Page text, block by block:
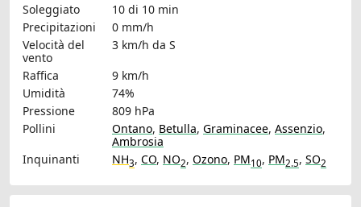
Soleggiato
10 di 10 min
Precipitazioni
0 mm/h
Velocità del
vento
3 km/h da S
Raffica
9 km/h
Umidità
74%
Pressione
809 hPa
Pollini
Ontano, Betulla, Graminacee, Assenzio,
Ambrosia
Inquinanti
NH3, CO, NO2, Ozono, PM10, PM2.5, SO2